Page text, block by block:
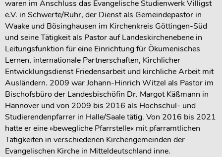
waren im Anschluss das Evangelische Studienwerk Villigst
e.V. in Schwerte/Ruhr, der Dienst als Gemeindepastor in
Waake und Bösinghausen im Kirchenkreis Göttingen-Süd
und seine Tätigkeit als Pastor auf Landeskirchenebene in
Leitungsfunktion für eine Einrichtung für Ökumenisches
Lernen, internationale Partnerschaften, Kirchlicher
Entwicklungsdienst Friedensarbeit und kirchliche Arbeit mit
Ausländern. 2009 war Johann-Hinrich Witzel als Pastor im
Bischofsbüro der Landesbischöfin Dr. Margot Käßmann in
Hannover und von 2009 bis 2016 als Hochschul- und
Studierendenpfarrer in Halle/Saale tätig. Von 2016 bis 2021
hatte er eine »bewegliche Pfarrstelle« mit pfarramtlichen
Tätigkeiten in verschiedenen Kirchengemeinden der
Evangelischen Kirche in Mitteldeutschland inne.